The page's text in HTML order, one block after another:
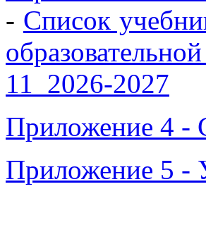
- Список
11_2026-2027
Приложение 4 -
Приложение 5 -